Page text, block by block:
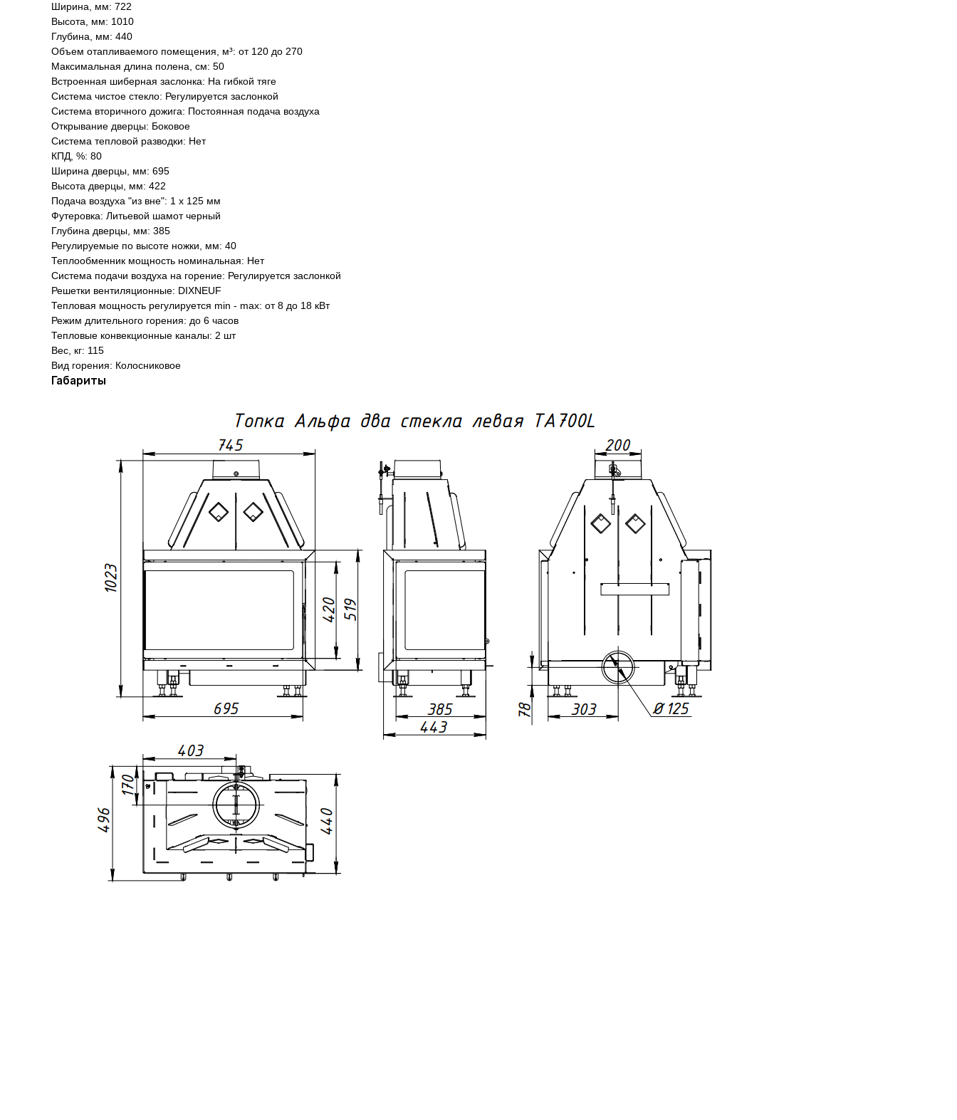
Ширина, мм: 722
Высота, мм: 1010
Глубина, мм: 440
Объем отапливаемого помещения, м³: от 120 до 270
Максимальная длина полена, см: 50
Встроенная шиберная заслонка: На гибкой тяге
Система чистое стекло: Регулируется заслонкой
Система вторичного дожига: Постоянная подача воздуха
Открывание дверцы: Боковое
Система тепловой разводки: Нет
КПД, %: 80
Ширина дверцы, мм: 695
Высота дверцы, мм: 422
Подача воздуха "из вне": 1 х 125 мм
Футеровка: Литьевой шамот черный
Глубина дверцы, мм: 385
Регулируемые по высоте ножки, мм: 40
Теплообменник мощность номинальная: Нет
Система подачи воздуха на горение: Регулируется заслонкой
Решетки вентиляционные: DIXNEUF
Тепловая мощность регулируется min - max: от 8 до 18 кВт
Режим длительного горения: до 6 часов
Тепловые конвекционные каналы: 2 шт
Вес, кг: 115
Вид горения: Колосниковое
Габариты